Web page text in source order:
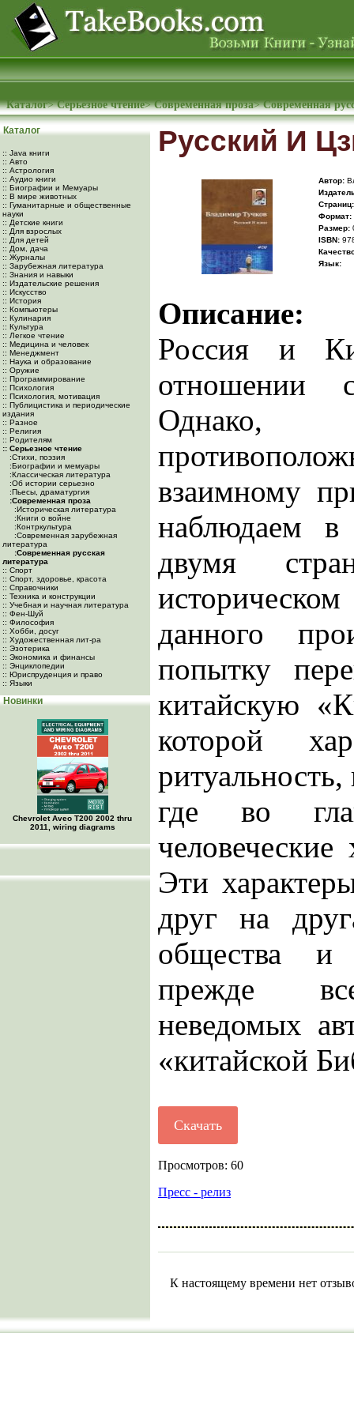
Каталог>Серьезное чтение>Современная проза>Современная
Каталог
:: Java книги
:: Авто
:: Астрология
:: Аудио книги
:: Биографии и Мемуары
:: В мире животных
:: Гуманитарные и общественные
науки
:: Детские книги
:: Для взрослых
:: Для детей
:: Дом, дача
:: Журналы
:: Зарубежная литература
:: Знания и навыки
:: Издательские решения
:: Искусство
:: История
:: Компьютеры
:: Кулинария
:: Культура
:: Легкое чтение
:: Медицина и человек
:: Менеджмент
:: Наука и образование
:: Оружие
:: Программирование
:: Психология
:: Психология, мотивация
:: Публицистика и периодические
издания
:: Разное
:: Религия
:: Родителям
:: Серьезное чтение
:Cтихи, поэзия
:Биографии и мемуары
:Классическая литература
:Об истории серьезно
:Пьесы, драматургия
:Современная проза
:Историческая литература
:Книги о войне
:Контркультура
:Современная зарубежная
литература
:Современная русская
литература
:: Спорт
:: Спорт, здоровье, красота
:: Справочники
:: Техника и конструкции
:: Учебная и научная литература
:: Фен-Шуй
:: Философия
:: Хобби, досуг
:: Художественная лит-ра
:: Эзотерика
:: Экономика и финансы
:: Энциклопедии
:: Юриспруденция и право
:: Языки
Новинки
Chevrolet Aveo Т200 2002 thru
2011, wiring diagrams
Русский И
Автор:
Cтраниц:
Формат:
Размер:
ISBN:
Язык:
Описание:
Россия и
отношении
Однако,
взаимному
наблюдаем
двумя
данного
попытку
китайскую
которой
где во
Эти
друг на
общества и
прежде
неведомых
«китайской
Скачать
Просмотров: 60
Пресс - релиз
К настоящему времени нет